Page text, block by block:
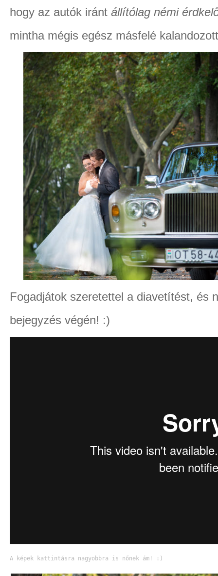
hogy az autók iránt állítólag némi
mintha mégis egész másfelé
Fogadjátok szeretettel a diavetítést, és
bejegyzés végén! :)
A képek kattintásra nagyobbra is nőnek ám! :)